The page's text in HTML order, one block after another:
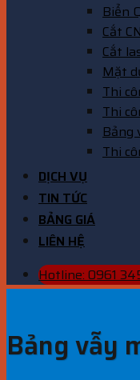
Biển
Cắt
Cắt
Mặt
Thi
Thi
Bảng
Thi
DỊCH VỤ
TIN TỨC
BẢNG GIÁ
LIÊN HỆ
Hotline: 0961
Bảng vẫy